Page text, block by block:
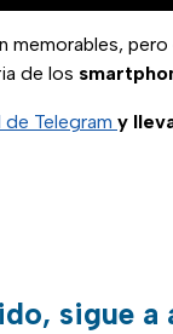
memorables, pero
de los
Telegram y
sigue a